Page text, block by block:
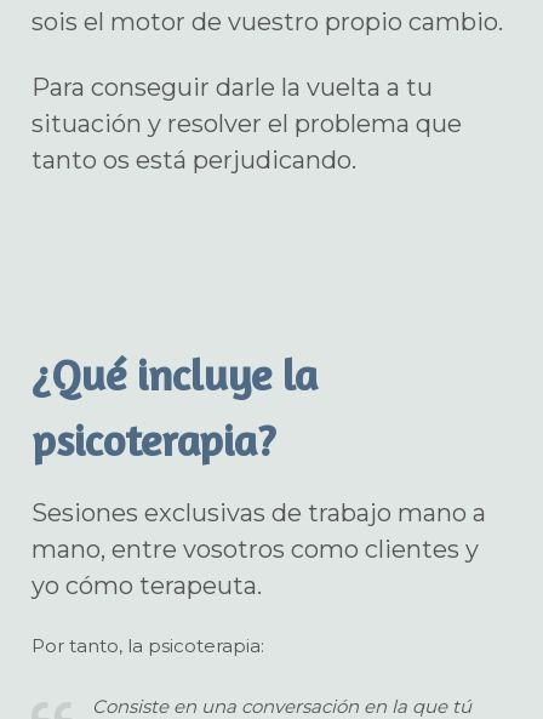
sois el motor de vuestro propio cambio.
Para conseguir darle la vuelta a tu
situación y resolver el problema que
tanto os está perjudicando.
¿Qué incluye la
psicoterapia?
Sesiones exclusivas de trabajo mano a
mano, entre vosotros como clientes y
yo cómo terapeuta.
Por tanto, la psicoterapia:
Consiste en una conversación en la que tú